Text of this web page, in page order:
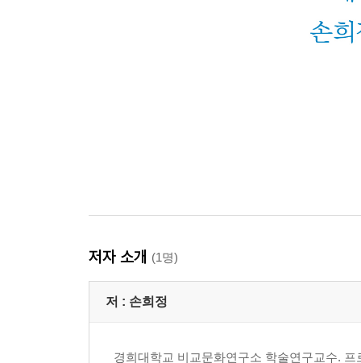
저자 소개 (1명)
저 : 손희정
경희대학교 비교문화연구소 학술연구교수.